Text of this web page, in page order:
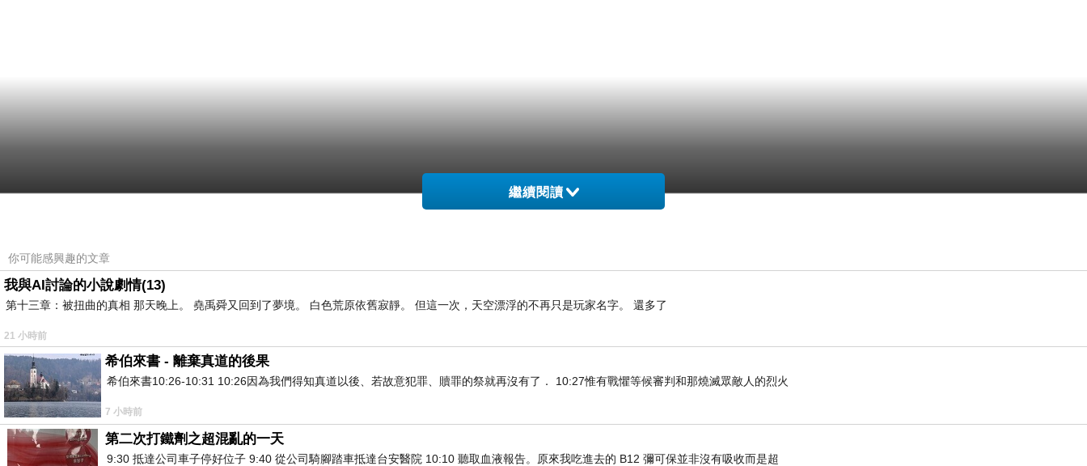
繼續閱讀
你可能感興趣的文章
我與AI討論的小說劇情(13)
第十三章：被扭曲的真相 那天晚上。 堯禹舜又回到了夢境。 白色荒原依舊寂靜。 但這一次，天空漂浮的不再只是玩家名字。 還多了
21 小時前
希伯來書 - 離棄真道的後果
希伯來書10:26-10:31 10:26因為我們得知真道以後、若故意犯罪、贖罪的祭就再沒有了． 10:27惟有戰懼等候審判和那燒滅眾敵人的烈火
7 小時前
第二次打鐵劑之超混亂的一天
9:30 抵達公司車子停好位子 9:40 從公司騎腳踏車抵達台安醫院 10:10 聽取血液報告。原來我吃進去的 B12 彌可保並非沒有吸收而是超